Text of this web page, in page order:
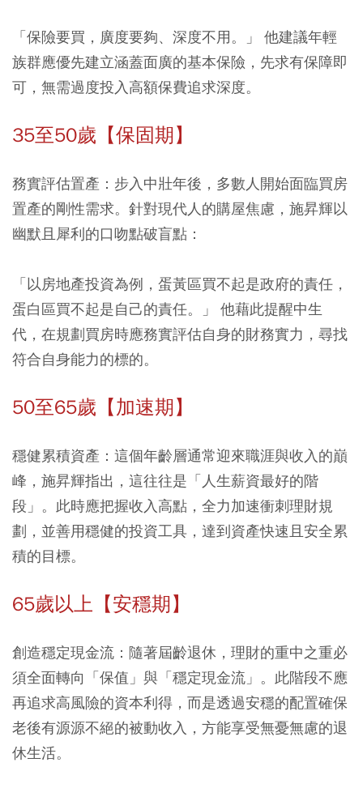
「保險要買，廣度要夠、深度不用。」 他建議年輕
族群應優先建立涵蓋面廣的基本保險，先求有保障即
可，無需過度投入高額保費追求深度。
35至50歲【保固期】
務實評估置產： 步入中壯年後，多數人開始面臨買房
置產的剛性需求。針對現代人的購屋焦慮，施昇輝以
幽默且犀利的口吻點破盲點：
「以房地產投資為例，蛋黃區買不起是政府的責任，
蛋白區買不起是自己的責任。」 他藉此提醒中生
代，在規劃買房時應務實評估自身的財務實力，尋找
符合自身能力的標的。
50至65歲【加速期】
穩健累積資產： 這個年齡層通常迎來職涯與收入的巔
峰，施昇輝指出，這往往是「人生薪資最好的階
段」。此時應把握收入高點，全力加速衝刺理財規
劃，並善用穩健的投資工具，達到資產快速且安全累
積的目標。
65歲以上【安穩期】
創造穩定現金流： 隨著屆齡退休，理財的重中之重必
須全面轉向「保值」與「穩定現金流」。此階段不應
再追求高風險的資本利得，而是透過安穩的配置確保
老後有源源不絕的被動收入，方能享受無憂無慮的退
休生活。